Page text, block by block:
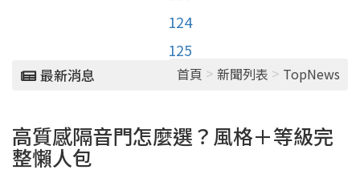
124
125
最新消息 首頁 > 新聞列表 > TopNews
高質感隔音門怎麼選？風格＋等級完
整懶人包